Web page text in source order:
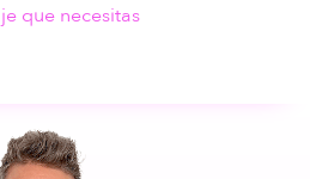
que necesitas